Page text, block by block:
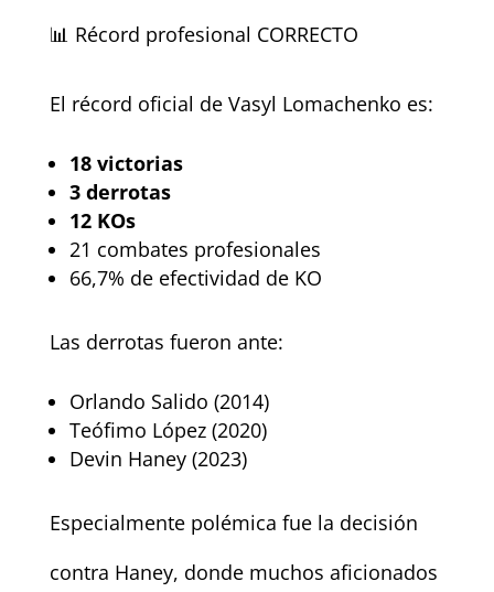
📊 Récord profesional CORRECTO
El récord oficial de Vasyl Lomachenko es:
18 victorias
3 derrotas
12 KOs
21 combates profesionales
66,7% de efectividad de KO
Las derrotas fueron ante:
Orlando Salido (2014)
Teófimo López (2020)
Devin Haney (2023)
Especialmente polémica fue la decisión
contra Haney, donde muchos aficionados